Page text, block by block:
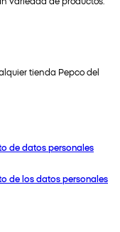
tienda Pepco del
de datos personales
de los datos personales